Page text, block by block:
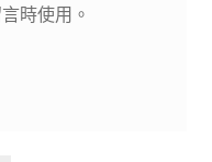
時使用。